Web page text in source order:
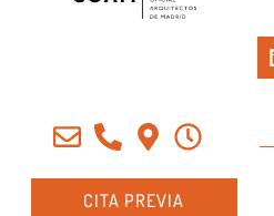
CITA PREVIA